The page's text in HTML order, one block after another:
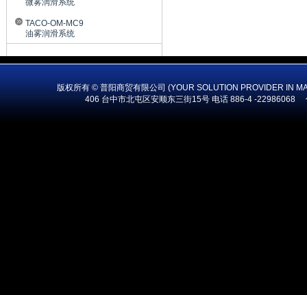
微雾润滑系统
TACO-OM-MC9
油雾润滑系统
版权所有 © 普阳商贸有限公司 (YOUR SOLUTION PROVIDER IN
406 台中市北屯区安顺东三街15号 电话 886-4 -